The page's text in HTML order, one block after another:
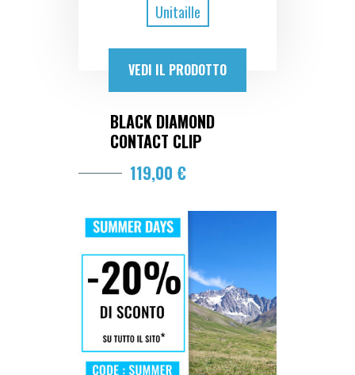
Unitaille
VEDI IL PRODOTTO
BLACK DIAMOND
CONTACT CLIP
119,00 €